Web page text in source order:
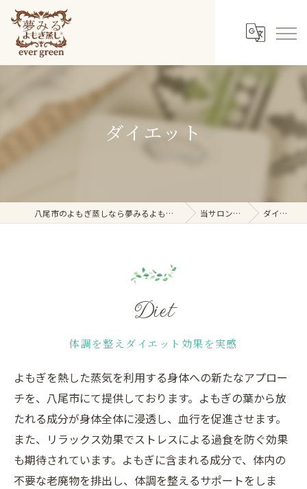
ダイエット
八尾市のよもぎ蒸しなら夢みるよもぎ蒸し ever green 当サロンの特徴 ダイエット
体調を整えダイエット効果を実感
Diet
よもぎを熱した蒸気を利用する身体への新たなアプロー
チを、八尾市にて提供しております。よもぎの葉から放
たれる成分が身体全体に浸透し、血行を促進させます。
また、リラックス効果でストレスによる過食を防ぐ効果
も期待されています。よもぎに含まれる成分で、体内の
不要な老廃物を排出し、体調を整えるサポートをしま